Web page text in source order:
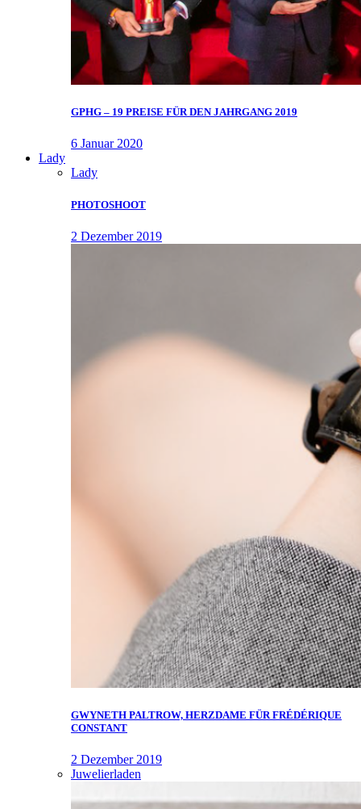
GPHG – 19 PREISE FÜR DEN JAHRGANG 2019
6 Januar 2020
Lady
Lady
PHOTOSHOOT
2 Dezember 2019
GWYNETH PALTROW, HERZDAME FÜR FRÉDÉRIQUE
CONSTANT
2 Dezember 2019
Juwelierladen